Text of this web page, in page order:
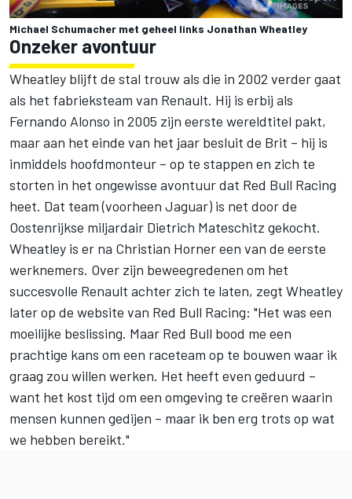
Michael Schumacher met geheel links Jonathan Wheatley
Onzeker avontuur
Wheatley blijft de stal trouw als die in 2002 verder gaat
als het fabrieksteam van Renault. Hij is erbij als
Fernando Alonso in 2005 zijn eerste wereldtitel pakt,
maar aan het einde van het jaar besluit de Brit – hij is
inmiddels hoofdmonteur – op te stappen en zich te
storten in het ongewisse avontuur dat Red Bull Racing
heet. Dat team (voorheen Jaguar) is net door de
Oostenrijkse miljardair Dietrich Mateschitz gekocht.
Wheatley is er na Christian Horner een van de eerste
werknemers. Over zijn beweegredenen om het
succesvolle Renault achter zich te laten, zegt Wheatley
later op de website van Red Bull Racing: "Het was een
moeilijke beslissing. Maar Red Bull bood me een
prachtige kans om een raceteam op te bouwen waar ik
graag zou willen werken. Het heeft even geduurd –
want het kost tijd om een omgeving te creëren waarin
mensen kunnen gedijen – maar ik ben erg trots op wat
we hebben bereikt."